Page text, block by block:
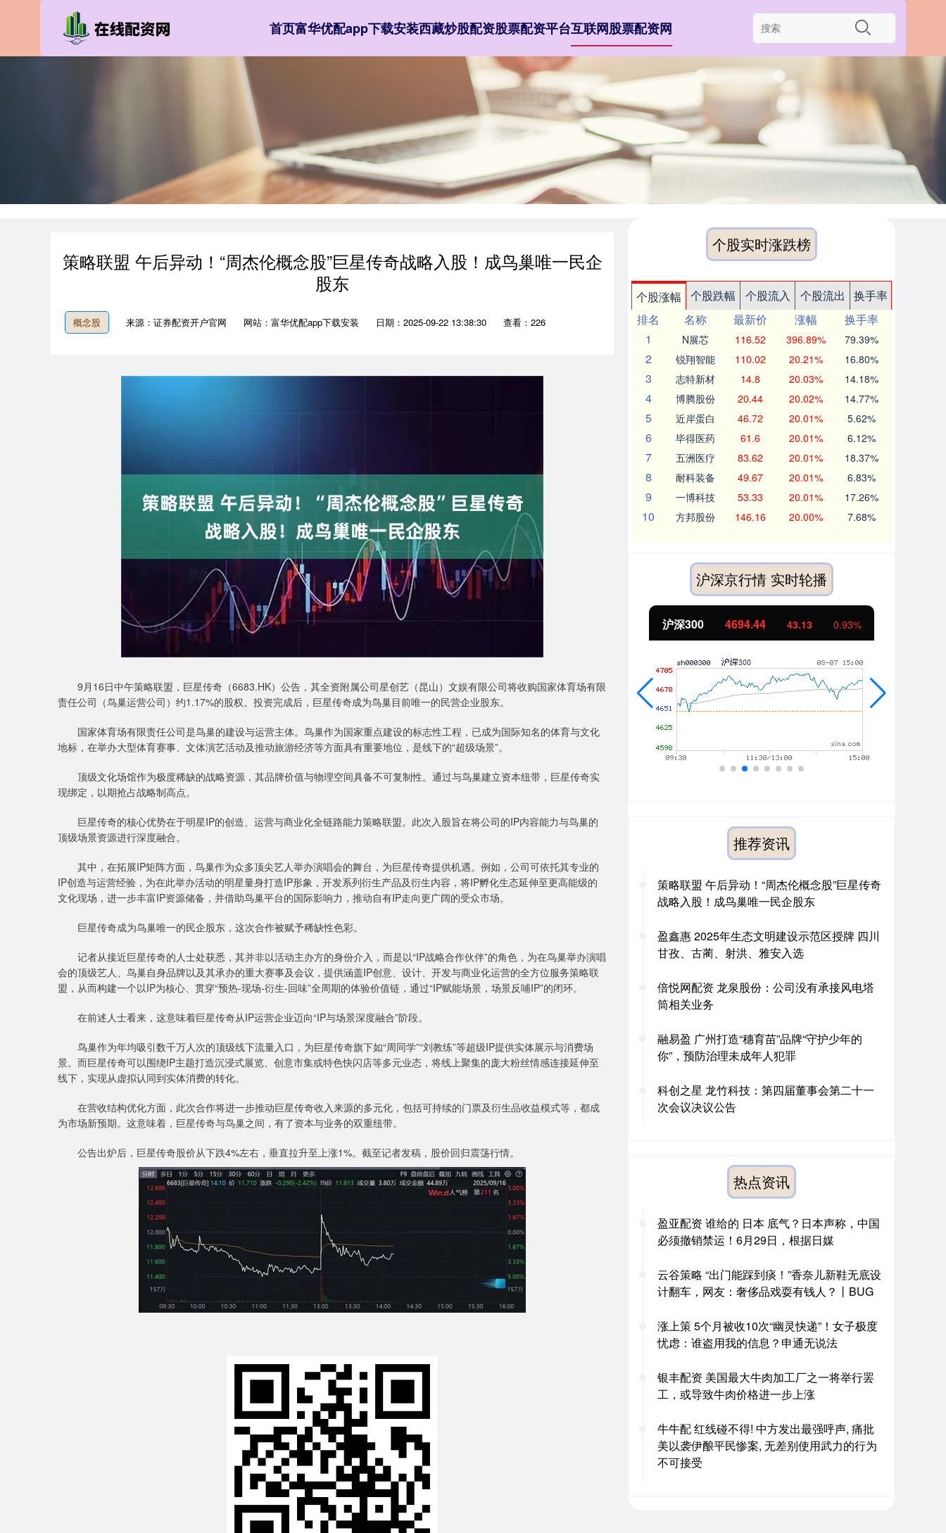
首页富华优配app下载安装西藏炒股配资股票配资平台互联网股票配资网
策略联盟 午后异动！“周杰伦概念股”巨星传奇战略入股！成鸟巢唯一民企
股东
概念股 来源：证券配资开户官网 网站：富华优配app下载安装 日期：2025-09-22 13:38:30 查看：226
9月16日中午策略联盟，巨星传奇（6683.HK）公告，其全资附属公司星创艺（昆山）文娱有限公司将收购国家体育场有限
责任公司（鸟巢运营公司）约1.17%的股权。投资完成后，巨星传奇成为鸟巢目前唯一的民营企业股东。
国家体育场有限责任公司是鸟巢的建设与运营主体。鸟巢作为国家重点建设的标志性工程，已成为国际知名的体育与文化
地标，在举办大型体育赛事、文体演艺活动及推动旅游经济等方面具有重要地位，是线下的“超级场景”。
顶级文化场馆作为极度稀缺的战略资源，其品牌价值与物理空间具备不可复制性。通过与鸟巢建立资本纽带，巨星传奇实
现绑定，以期抢占战略制高点。
巨星传奇的核心优势在于明星IP的创造、运营与商业化全链路能力策略联盟。此次入股旨在将公司的IP内容能力与鸟巢的
顶级场景资源进行深度融合。
其中，在拓展IP矩阵方面，鸟巢作为众多顶尖艺人举办演唱会的舞台，为巨星传奇提供机遇。例如，公司可依托其专业的
IP创造与运营经验，为在此举办活动的明星量身打造IP形象，开发系列衍生产品及衍生内容，将IP孵化生态延伸至更高能级的
文化现场，进一步丰富IP资源储备，并借助鸟巢平台的国际影响力，推动自有IP走向更广阔的受众市场。
巨星传奇成为鸟巢唯一的民企股东，这次合作被赋予稀缺性色彩。
记者从接近巨星传奇的人士处获悉，其并非以活动主办方的身份介入，而是以“IP战略合作伙伴”的角色，为在鸟巢举办演唱
会的顶级艺人、鸟巢自身品牌以及其承办的重大赛事及会议，提供涵盖IP创意、设计、开发与商业化运营的全方位服务策略联
盟，从而构建一个以IP为核心、贯穿“预热-现场-衍生-回味”全周期的体验价值链，通过“IP赋能场景，场景反哺IP”的闭环。
在前述人士看来，这意味着巨星传奇从IP运营企业迈向“IP与场景深度融合”阶段。
鸟巢作为年均吸引数千万人次的顶级线下流量入口，为巨星传奇旗下如“周同学”“刘教练”等超级IP提供实体展示与消费场
景。而巨星传奇可以围绕IP主题打造沉浸式展览、创意市集或特色快闪店等多元业态，将线上聚集的庞大粉丝情感连接延伸至
线下，实现从虚拟认同到实体消费的转化。
在营收结构优化方面，此次合作将进一步推动巨星传奇收入来源的多元化，包括可持续的门票及衍生品收益模式等，都成
为市场新预期。这意味着，巨星传奇与鸟巢之间，有了资本与业务的双重纽带。
公告出炉后，巨星传奇股价从下跌4%左右，垂直拉升至上涨1%。截至记者发稿，股价回归震荡行情。
个股实时涨跌榜
个股涨幅 个股跌幅 个股流入 个股流出
换手率
排名
名称 最新价 涨幅
换手率
1
N展芯 116.52 396.89% 79.39%
2 锐翔智能 110.02 20.21% 16.80%
3 志特新材 14.8 20.03% 14.18%
4 博腾股份 20.44 20.02% 14.77%
5 近岸蛋白 46.72 20.01% 5.62%
6 毕得医药 61.6 20.01% 6.12%
7 五洲医疗 83.62 20.01% 18.37%
8 耐科装备 49.67 20.01% 6.83%
9 一博科技 53.33 20.01% 17.26%
10 方邦股份 146.16 20.00% 7.68%
沪深京行情 实时轮播
3940.04 39.68 1.02% 14311.01 4694.44 43.13 0.93%
推荐资讯
策略联盟 午后异动！“周杰伦概念股”巨星传奇
战略入股！成鸟巢唯一民企股东
盈鑫惠 2025年生态文明建设示范区授牌 四川
甘孜、古蔺、射洪、雅安入选
倍悦网配资 龙泉股份：公司没有承接风电塔
筒相关业务
融易盈 广州打造“穗育苗”品牌“守护少年的
你”，预防治理未成年人犯罪
科创之星 龙竹科技：第四届董事会第二十一
次会议决议公告
热点资讯
盈亚配资 谁给的 日本 底气？日本声称，中国
必须撤销禁运！6月29日，根据日媒
云谷策略 “出门能踩到痰！”香奈儿新鞋无底设
计翻车，网友：奢侈品戏耍有钱人？丨BUG
涨上策 5个月被收10次“幽灵快递”！女子极度
忧虑：谁盗用我的信息？申通无说法
银丰配资 美国最大牛肉加工厂之一将举行罢
工，或导致牛肉价格进一步上涨
牛牛配 红线碰不得! 中方发出最强呼声, 痛批
美以袭伊酿平民惨案, 无差别使用武力的行为
不可接受